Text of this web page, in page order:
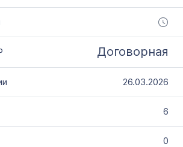
Оформление до 20 дней
Договорная
26.03.2026
6
0